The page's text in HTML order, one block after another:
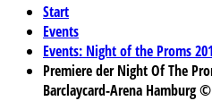
Start
Events
Events: Night of the Proms
Premiere der Night Of The
Barclaycard-Arena Hamburg